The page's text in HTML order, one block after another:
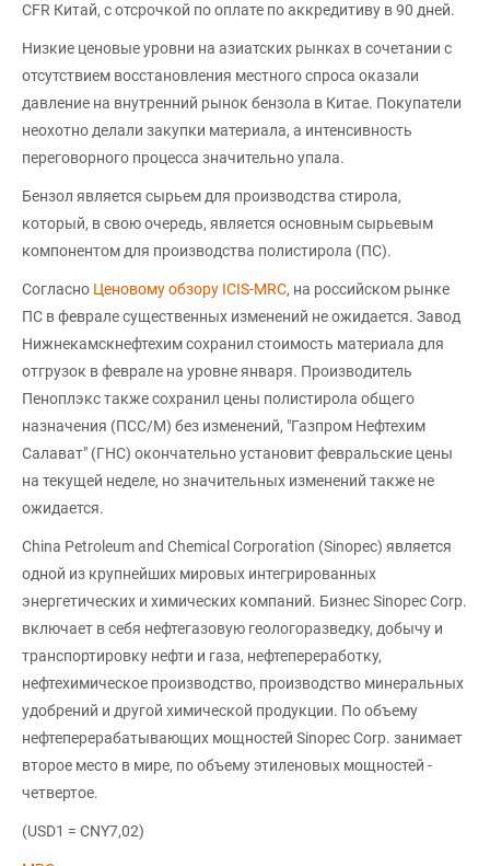
CFR Китай, с отсрочкой по оплате по аккредитиву в 90 дней.
Низкие ценовые уровни на азиатских рынках в сочетании с
отсутствием восстановления местного спроса оказали
давление на внутренний рынок бензола в Китае. Покупатели
неохотно делали закупки материала, а интенсивность
переговорного процесса значительно упала.
Бензол является сырьем для производства стирола,
который, в свою очередь, является основным сырьевым
компонентом для производства полистирола (ПС).
Согласно Ценовому обзору ICIS-MRC, на российском рынке
ПС в феврале существенных изменений не ожидается. Завод
Нижнекамскнефтехим сохранил стоимость материала для
отгрузок в феврале на уровне января. Производитель
Пеноплэкс также сохранил цены полистирола общего
назначения (ПСС/М) без изменений, "Газпром Нефтехим
Салават" (ГНС) окончательно установит февральские цены
на текущей неделе, но значительных изменений также не
ожидается.
China Petroleum and Chemical Corporation (Sinopec) является
одной из крупнейших мировых интегрированных
энергетических и химических компаний. Бизнес Sinopec Corp.
включает в себя нефтегазовую геологоразведку, добычу и
транспортировку нефти и газа, нефтепереработку,
нефтехимическое производство, производство минеральных
удобрений и другой химической продукции. По объему
нефтеперерабатывающих мощностей Sinopec Corp. занимает
второе место в мире, по объему этиленовых мощностей -
четвертое.
(USD1 = CNY7,02)